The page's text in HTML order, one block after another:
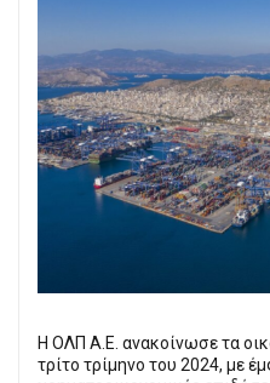
Η ΟΛΠ Α.Ε. ανακοίνωσε τα
τρίτο τρίμηνο του 2024, με